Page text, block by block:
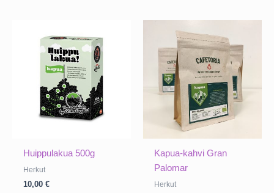
Huippulakua 500g
Herkut
10,00 €
Kapua-kahvi Gran
Palomar
Herkut